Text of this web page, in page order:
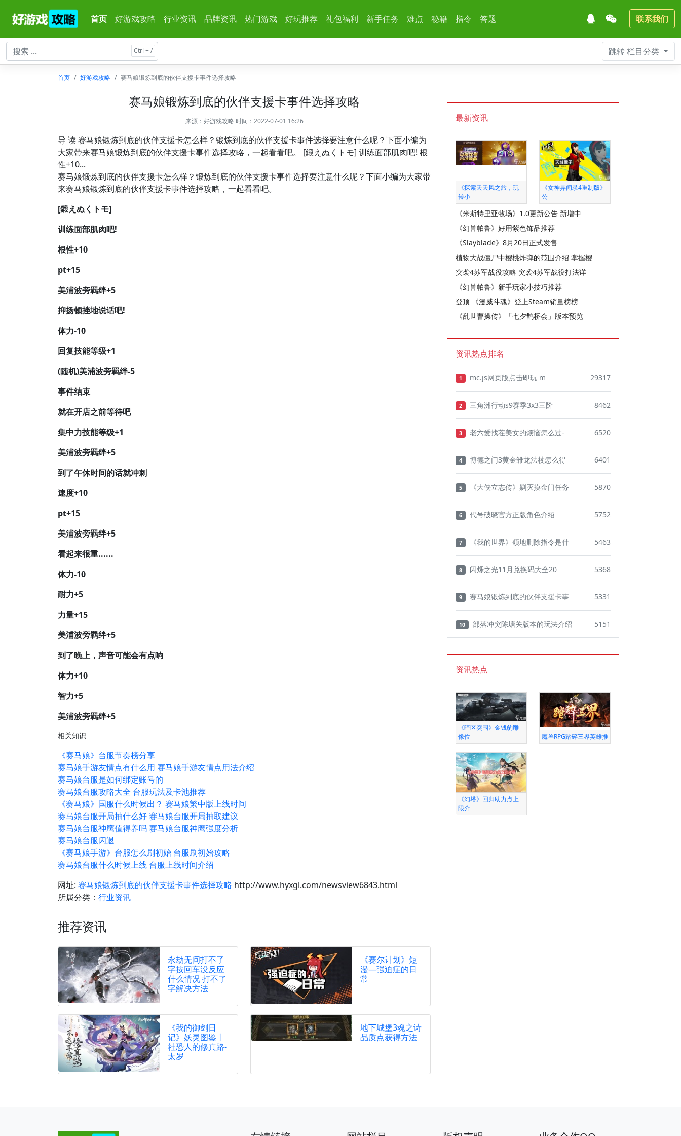
首页 好游戏攻略 行业资讯 品牌资讯 热门游戏 好玩推荐 礼包福利 新手任务 难点 秘籍 指令 答题 联系我们
跳转栏目分类
首页 好游戏攻略 赛马娘锻炼到底的伙伴支援卡事件选择攻略
赛马娘锻炼到底的伙伴支援卡事件选择攻略
来源： 好游戏攻略时间：2022-07-01 16:26
导 读 赛马娘锻炼到底的伙伴支援卡怎么样？锻炼到底的伙伴支援卡事件选择要注意什么呢？下面小编为
大家带来赛马娘锻炼到底的伙伴支援卡事件选择攻略，一起看看吧。 [鍛えぬくトモ] 训练面部肌肉吧! 根
性+10...
赛马娘锻炼到底的伙伴支援卡怎么样？锻炼到底的伙伴支援卡事件选择要注意什么呢？下面小编为大家带
来赛马娘锻炼到底的伙伴支援卡事件选择攻略，一起看看吧。
[鍛えぬくトモ]
训练面部肌肉吧!
根性+10
pt+15
美浦波旁羁绊+5
抑扬顿挫地说话吧!
体力-10
回复技能等级+1
(随机)美浦波旁羁绊-5
事件结束
就在开店之前等待吧
集中力技能等级+1
美浦波旁羁绊+5
到了午休时间的话就冲刺
速度+10
pt+15
美浦波旁羁绊+5
看起来很重......
体力-10
耐力+5
力量+15
美浦波旁羁绊+5
到了晚上，声音可能会有点响
体力+10
智力+5
美浦波旁羁绊+5
相关知识
《赛马娘》台服节奏榜分享
赛马娘手游友情点有什么用 赛马娘手游友情点用法介绍
赛马娘台服是如何绑定账号的
赛马娘台服攻略大全 台服玩法及卡池推荐
《赛马娘》国服什么时候出？ 赛马娘繁中版上线时间
赛马娘台服开局抽什么好 赛马娘台服开局抽取建议
赛马娘台服神鹰值得养吗 赛马娘台服神鹰强度分析
赛马娘台服闪退
《赛马娘手游》台服怎么刷初始 台服刷初始攻略
赛马娘台服什么时候上线 台服上线时间介绍
网址: 赛马娘锻炼到底的伙伴支援卡事件选择攻略 http://www.hyxgl.com/newsview6843.html
所属分类： 行业资讯
推荐资讯
永劫无间打不了
字按回车没反应
什么情况 打不了
字解决方法
《赛尔计划》短
漫—强迫症的日
常
《我的御剑日
记》妖灵图鉴丨
社恐人的修真路-
太岁
地下城堡3魂之诗
品质点获得方法
最新资讯
《探索天天风之旅，玩
转小
《女神异闻录4重制版》
公
《米斯特里亚牧场》1.0更新公告 新增中
《幻兽帕鲁》好用紫色饰品推荐
《Slayblade》8月20日正式发售
植物大战僵尸中樱桃炸弹的范围介绍 掌握樱
突袭4苏军战役攻略 突袭4苏军战役打法详
《幻兽帕鲁》新手玩家小技巧推荐
登顶 《漫威斗魂》登上Steam销量榜榜
《乱世曹操传》「七夕鹊桥会」版本预览
资讯热点排名
1 mc.js网页版点击即玩 m 29317
2 三角洲行动s9赛季3x3三阶 8462
3 老六爱找茬美女的烦恼怎么过- 6520
4 博德之门3黄金雏龙法杖怎么得 6401
5 《大侠立志传》剿灭摸金门任务 5870
6 代号破晓官方正版角色介绍 5752
7 《我的世界》领地删除指令是什 5463
8 闪烁之光11月兑换码大全20 5368
9 赛马娘锻炼到底的伙伴支援卡事 5331
10 部落冲突陈塘关版本的玩法介绍 5151
资讯热点
《暗区突围》金钱豹雕
像位
魔兽RPG踏碎三界英雄推
《幻塔》回归助力点上
限介